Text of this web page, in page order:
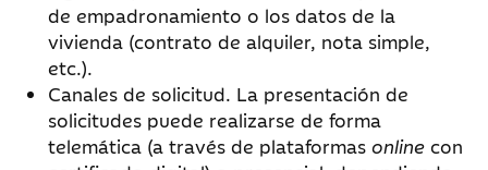
de empadronamiento o los datos de la
vivienda (contrato de alquiler, nota simple,
etc.).
Canales de solicitud. La presentación de
solicitudes puede realizarse de forma
telemática (a través de plataformas online con